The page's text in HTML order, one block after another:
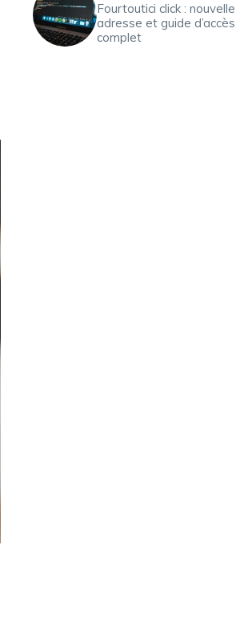
Fourtoutici click : nouvelle
adresse et guide d’accès
complet